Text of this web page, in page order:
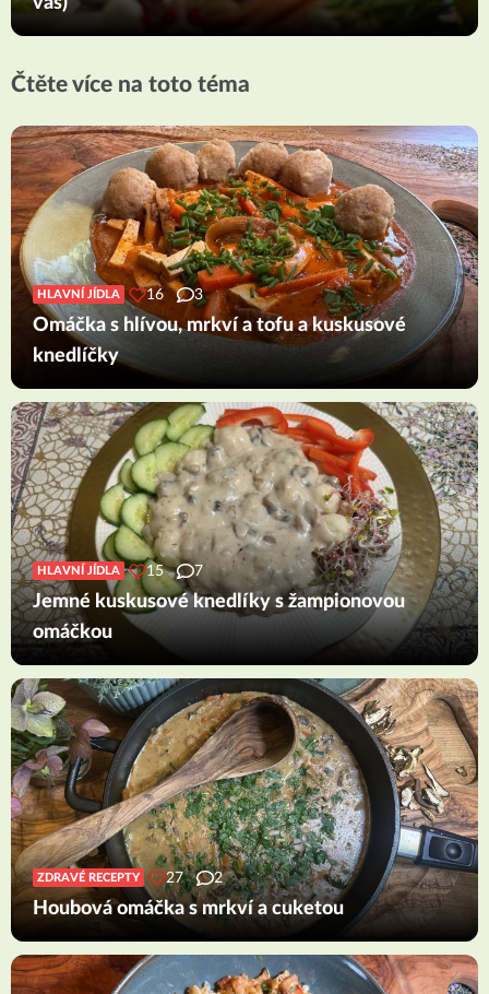
Čtěte více na toto téma
HLAVNÍ JÍDLA 16 3
Omáčka s hlívou, mrkví a tofu a kuskusové
knedlíčky
HLAVNÍ JÍDLA 15 7
Jemné kuskusové knedlíky s žampionovou
omáčkou
ZDRAVÉ RECEPTY 27 2
Houbová omáčka s mrkví a cuketou